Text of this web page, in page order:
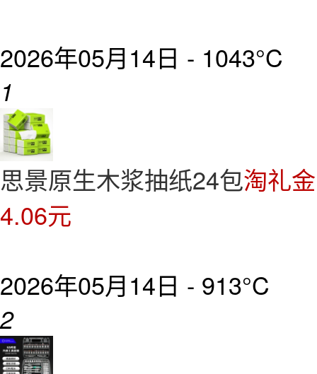
2026年05月14日 - 1043°C
1
思景原生木浆抽纸24包淘礼
4.06元
2026年05月14日 - 913°C
2